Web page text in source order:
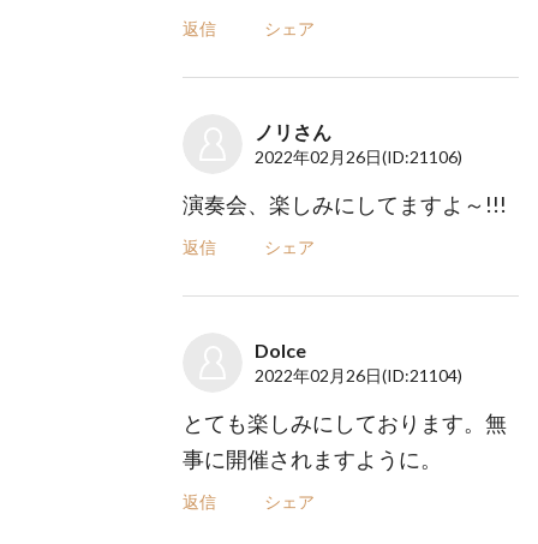
返信 シェア
ノリさん
2022年02月26日(ID:21106)
演奏会、楽しみにしてますよ～!!!
返信 シェア
Dolce
2022年02月26日(ID:21104)
とても楽しみにしております。無
事に開催されますように。
返信 シェア